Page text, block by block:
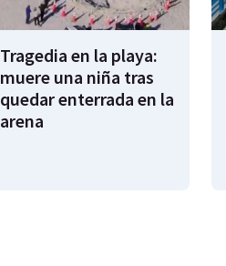
Tragedia en la playa:
muere una niña tras
quedar enterrada en la
arena